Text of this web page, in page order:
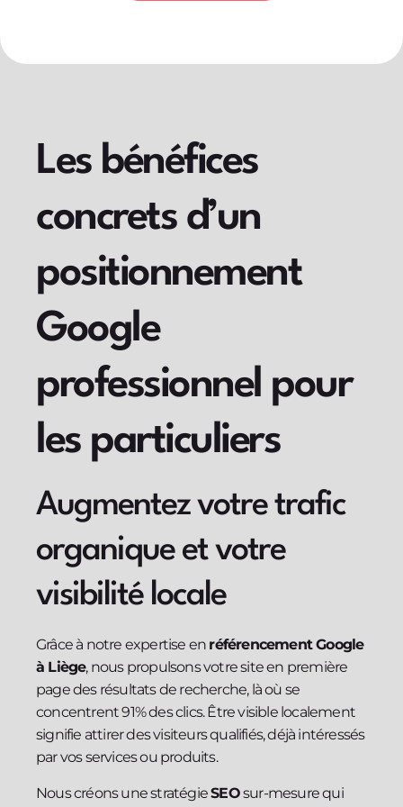
Les bénéfices
concrets d’un
positionnement
Google
professionnel pour
les particuliers
Augmentez votre trafic
organique et votre
visibilité locale
Grâce à notre expertise en référencement Google
à Liège, nous propulsons votre site en première
page des résultats de recherche, là où se
concentrent 91% des clics. Être visible localement
signifie attirer des visiteurs qualifiés, déjà intéressés
par vos services ou produits.
Nous créons une stratégieSEOsur-mesure qui